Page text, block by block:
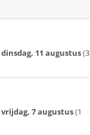
dinsdag, 11 augustus(3
vrijdag, 7 augustus(1